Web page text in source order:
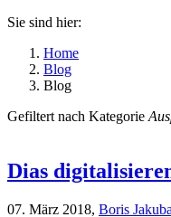
Sie sind hier:
Home
Blog
Blog
Gefiltert nach Kategorie
Dias
07. März 2018, Boris